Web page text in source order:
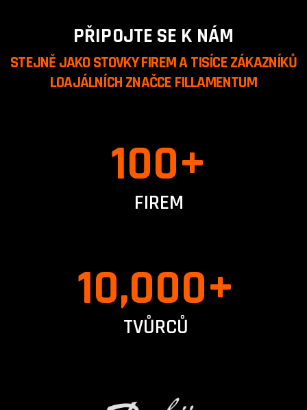
PŘIPOJTE SE K NÁM
STEJNĚ JAKO STOVKY FIREM A TISÍCE ZÁKAZNÍKŮ
LOAJÁLNÍCH ZNAČCE FILLAMENTUM
100+
FIREM
10,000+
TVŮRCŮ